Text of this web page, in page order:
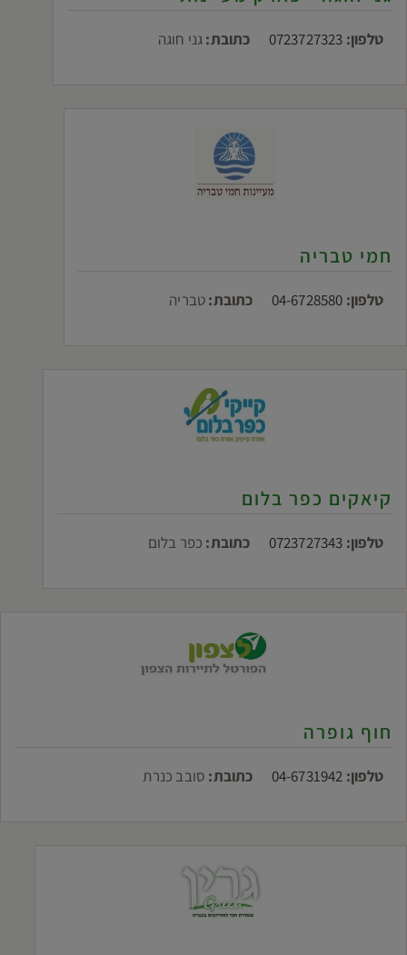
טלפון: 0723727323 כתובת:גני חוגה
חמי טבריה
טלפון: 04-6728580 כתובת:טבריה
קיאקים כפר בלום
טלפון: 0723727343 כתובת: כפר בלום
חוף גופרה
טלפון: 04-6731942 כתובת: סובב כנרת